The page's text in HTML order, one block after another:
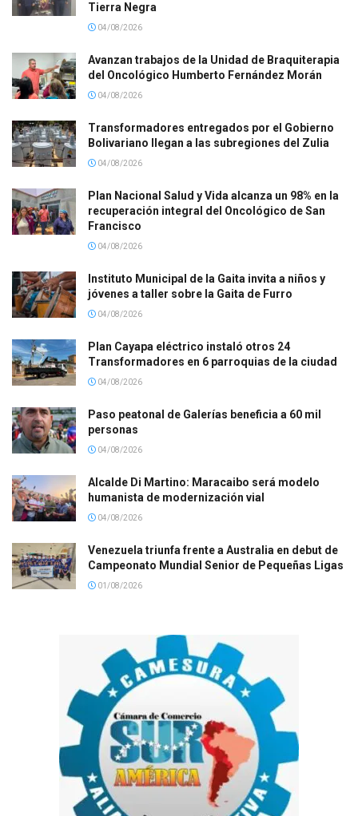
Tierra Negra
04/08/2026
Avanzan trabajos de la Unidad de Braquiterapia
del Oncológico Humberto Fernández Morán
04/08/2026
Transformadores entregados por el Gobierno
Bolivariano llegan a las subregiones del Zulia
04/08/2026
Plan Nacional Salud y Vida alcanza un 98% en la
recuperación integral del Oncológico de San
Francisco
04/08/2026
Instituto Municipal de la Gaita invita a niños y
jóvenes a taller sobre la Gaita de Furro
04/08/2026
Plan Cayapa eléctrico instaló otros 24
Transformadores en 6 parroquias de la ciudad
04/08/2026
Paso peatonal de Galerías beneficia a 60 mil
personas
04/08/2026
Alcalde Di Martino: Maracaibo será modelo
humanista de modernización vial
04/08/2026
Venezuela triunfa frente a Australia en debut de
Campeonato Mundial Senior de Pequeñas Ligas
01/08/2026